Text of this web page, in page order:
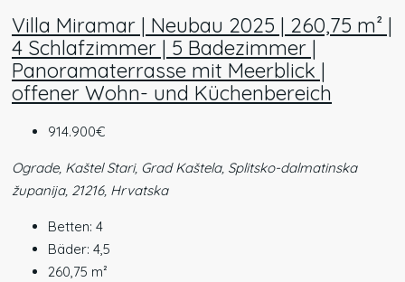
Villa Miramar | Neubau 2025 | 260,75 m² |
4 Schlafzimmer | 5 Badezimmer |
Panoramaterrasse mit Meerblick |
offener Wohn- und Küchenbereich
914.900€
Ograde, Kaštel Stari, Grad Kaštela, Splitsko-dalmatinska
županija, 21216, Hrvatska
Betten: 4
Bäder: 4,5
260,75 m²